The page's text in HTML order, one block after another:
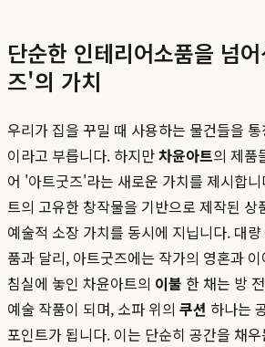
단순한 인테리어소품을 넘
즈'의 가치
우리가 집을 꾸밀 때 사용하는 물건들을 통
이라고 부릅니다. 하지만차윤아트의 제품
어 '아트굿즈'라는 새로운 가치를 제시합
트의 고유한 창작물을 기반으로 제작된 상
예술적 소장 가치를 동시에 지닙니다. 대
품과 달리, 아트굿즈에는 작가의 영혼과
침실에 놓인 차윤아트의 이불 한 채는 방
예술 작품이 되며, 소파 위의 쿠션 하나는
포인트가 됩니다. 이는 단순히 공간을 채